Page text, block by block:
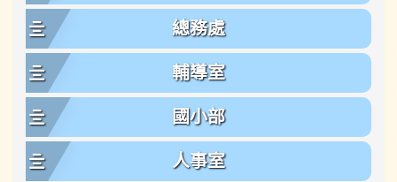
總務處
輔導室
國小部
人事室